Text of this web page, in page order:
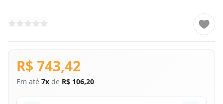
R$ 743,42
Em até 7x de R$ 106,20